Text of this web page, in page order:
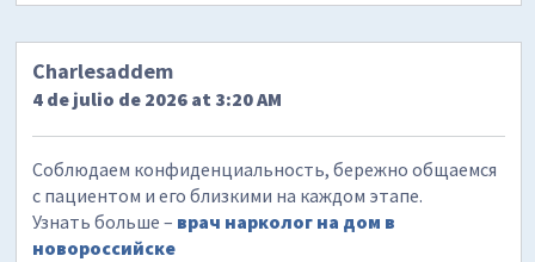
Charlesaddem
4 de julio de 2026 at 3:20 AM
Соблюдаем конфиденциальность, бережно общаемся
с пациентом и его близкими на каждом этапе.
Узнать больше – врач нарколог на дом в
новороссийске